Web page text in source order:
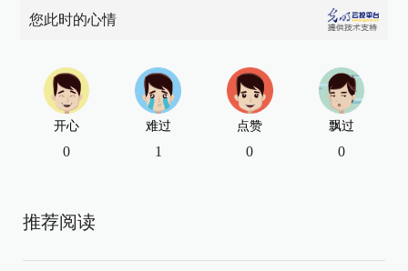
您此时的心情
开心
0
难过
1
点赞
0
飘过
0
推荐阅读